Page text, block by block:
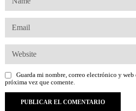
Guarda mi nombre, correo electrónico y web
próxima vez que comente.